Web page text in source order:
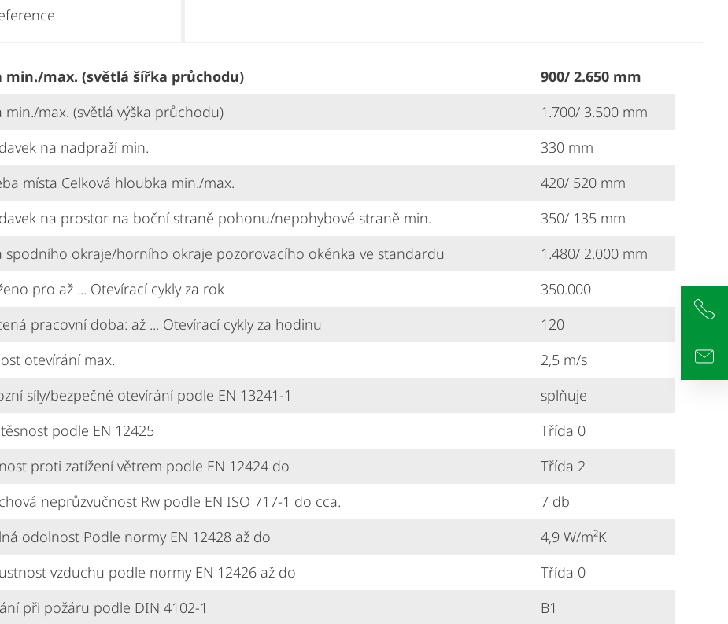
min./max. (světlá šířka průchodu)
900/ 2.650 mm
min./max. (světlá výška průchodu)
1.700/ 3.500 mm
na nadpraží min.
330 mm
místa Celková hloubka min./max.
420/ 520 mm
na prostor na boční straně pohonu/nepohybové straně min.
350/ 135 mm
spodního okraje/horního okraje pozorovacího okénka ve standardu
1.480/ 2.000 mm
pro až ... Otevírací cykly za rok
350.000
pracovní doba: až ... Otevírací cykly za hodinu
120
otevírání max.
2,5 m/s
síly/bezpečné otevírání podle EN 13241-1
splňuje
podle EN 12425
Třída 0
proti zatížení větrem podle EN 12424 do
Třída 2
neprůzvučnost Rw podle EN ISO 717-1 do cca.
7 db
odolnost Podle normy EN 12428 až do
4,9 W/m²K
vzduchu podle normy EN 12426 až do
Třída 0
při požáru podle DIN 4102-1
B1